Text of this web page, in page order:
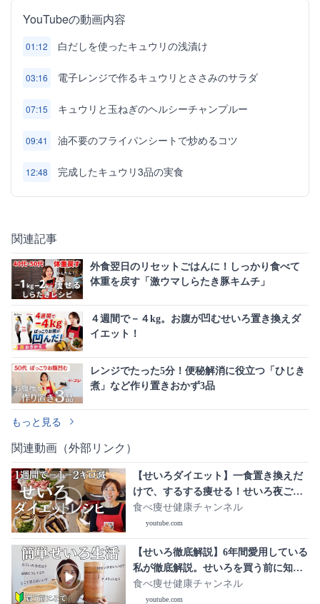
YouTubeの動画内容
01:12 白だしを使ったキュウリの浅漬け
03:16 電子レンジで作るキュウリとささみのサラダ
07:15 キュウリと玉ねぎのヘルシーチャンプルー
09:41 油不要のフライパンシートで炒めるコツ
12:48 完成したキュウリ3品の実食
関連記事
外食翌日のリセットごはんに！しっかり食べて
体重を戻す「激ウマしらたき豚キムチ」
４週間で－４kg。お腹が凹むせいろ置き換えダ
イエット！
レンジでたった5分！便秘解消に役立つ「ひじき
煮」など作り置きおかず3品
もっと見る
関連動画（外部リンク）
【せいろダイエット】一食置き換えだ
けで、するする痩せる！せいろ夜ごは
んレシピ3品
食べ痩せ健康チャンネル
youtube.com
【せいろ徹底解説】6年間愛用している
私が徹底解説。せいろを買う前に知り
たい5つのこと。せいろの大きさ、選び
方、収納場所、手入れ方法を徹底解
食べ痩せ健康チャンネル
youtube.com